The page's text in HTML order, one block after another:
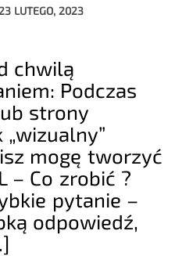
23 LUTEGO, 2023
chwilą
Podczas
strony
„wizualny”
mogę tworzyć
– Co zrobić ?
pytanie –
odpowiedź,